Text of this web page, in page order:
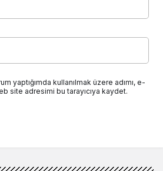
yaptığımda kullanılmak üzere adımı, e-
site adresimi bu tarayıcıya kaydet.